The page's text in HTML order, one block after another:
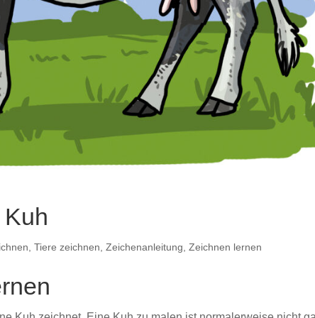
,Tiere zeichnen ,Zeichenanleitung ,Zeichnen lernen